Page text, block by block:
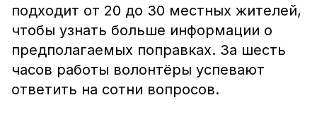
подходит от 20 до 30 местных жителей,
чтобы узнать больше информации о
предполагаемых поправках. За шесть
часов работы волонтёры успевают
ответить на сотни вопросов.